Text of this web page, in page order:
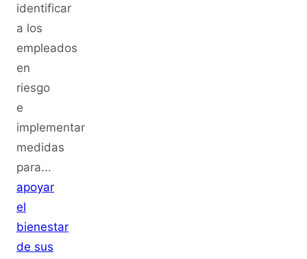
identificar
a los
empleados
en
riesgo
e
implementar
medidas
para...
apoyar
el
bienestar
de sus